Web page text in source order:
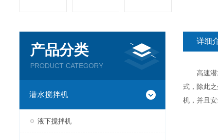
产品分类
PRODUCT CATEGORY
潜水搅拌机
液下搅拌机
详细
高速潜水
式，除此
机，并且